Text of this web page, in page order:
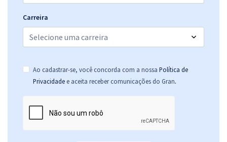
AGER MT - Agência Estadual de Regulação - Analista Regulador -
Perfil: Ciências Contábeis
R$ 519,92
ou 12x de
43,33
Economize R$ 129,98 (-20%)
Carreira
Ao cadastrar-se, você concorda com a nossa Política de
Privacidade e aceita receber comunicações do Gran.